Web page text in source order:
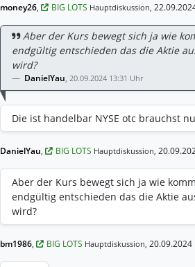
money26, BIG LOTS Hauptdiskussion,
Aber der Kurs bewegt sich ja wie
endgültig entschieden das die Aktie
wird?
DanielYau, 20.09.2024 13:31 Uhr
Die ist handelbar NYSE otc brauchst
DanielYau, BIG LOTS Hauptdiskussion,
Aber der Kurs bewegt sich ja wie
endgültig entschieden das die Aktie
wird?
bm1986, BIG LOTS Hauptdiskussion, 20.09.2024